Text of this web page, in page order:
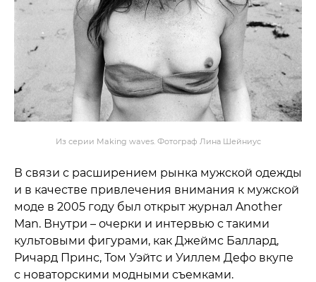
Из серии Making waves. Фотограф Лина Шейниус
В связи с расширением рынка мужской одежды
и в качестве привлечения внимания к мужской
моде в 2005 году был открыт журнал Another
Man. Внутри – очерки и интервью с такими
культовыми фигурами, как Джеймс Баллард,
Ричард Принс, Том Уэйтс и Уиллем Дефо вкупе
с новаторскими модными съемками.